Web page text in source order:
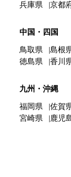
兵庫県
京都
中国・四国
鳥取県 島根
徳島県
香川
九州・沖縄
福岡県 佐賀
宮崎県
鹿児